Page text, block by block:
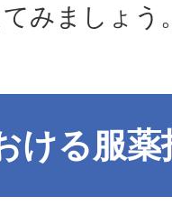
みましょう
ける服薬